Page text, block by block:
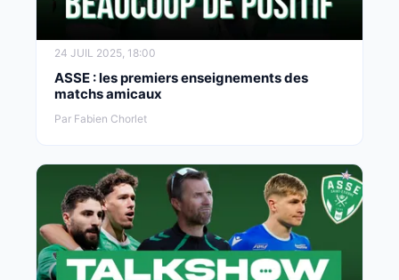
24 JUIL 2025, 18:00
ASSE : les premiers enseignements des
matchs amicaux
Par Fabien Chorlet